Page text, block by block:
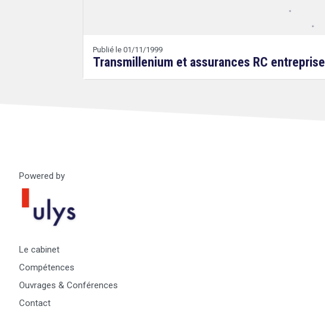
Publié le 01/11/1999
Transmillenium et assurances RC entreprise
Powered by
Le cabinet
Compétences
Ouvrages & Conférences
Contact